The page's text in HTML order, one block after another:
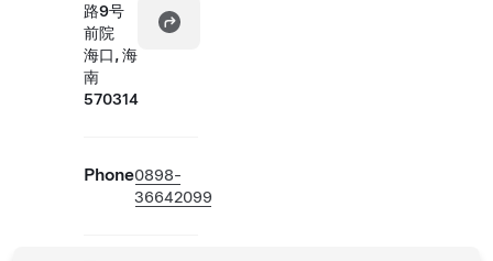
路9号
前院
海口, 海
南
570314
Phone0898-
36642099